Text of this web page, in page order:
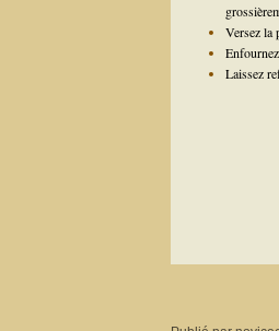
Versez la
Laissez